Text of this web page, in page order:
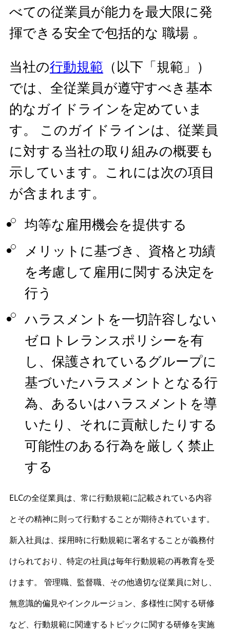
べての従業員が能力を最大限に発
揮できる安全で包括的な 職場 。
当社の行動規範 （以下「規範」）
では、全従業員が遵守すべき基本
的なガイドラインを定めていま
す。 このガイドラインは、従業員
に対する当社の取り組みの概要も
示しています。これには次の項目
が含まれます。
均等な雇用機会を提供する
メリットに基づき、資格と功績
を考慮して雇用に関する決定を
行う
ハラスメントを一切許容しない
ゼロトレランスポリシーを有
し、保護されているグループに
基づいたハラスメントとなる行
為、あるいはハラスメントを導
いたり、それに貢献したりする
可能性のある行為を厳しく禁止
する
ELCの全従業員は、常に行動規範に記載されている内容
とその精神に則って行動することが期待されています。
新入社員は、採用時に行動規範に署名することが義務付
けられており、特定の社員は毎年行動規範の再教育を受
けます。 管理職、監督職、その他適切な従業員に対し、
無意識的偏見やインクルージョン、多様性に関する研修
など、行動規範に関連するトピックに関する研修を実施